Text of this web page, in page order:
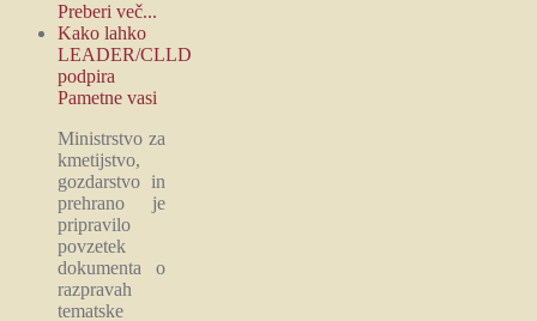
Preberi več...
Kako lahko
LEADER/CLLD
podpira
Pametne vasi
Ministrstvo za
kmetijstvo,
gozdarstvo in
prehrano je
pripravilo
povzetek
dokumenta o
razpravah
tematske